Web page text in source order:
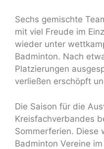
Sechs gemischte
mit viel Freude im
wieder unter
Badminton. Nach
Platzierungen
verließen erschöpft
Die Saison für die
Kreisfachverbandes
Sommerferien. Diese
Badminton Vereine